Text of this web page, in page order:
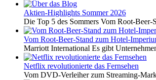
Aktien-Highlights Sommer 2026
Die Top 5 des Sommers Vom Root-
Vom Root-Beer-Stand zum Hotel-
Marriott International Es gibt
Netflix revolutionierte das Fernsehen
Vom DVD-Verleiher zum Streaming-